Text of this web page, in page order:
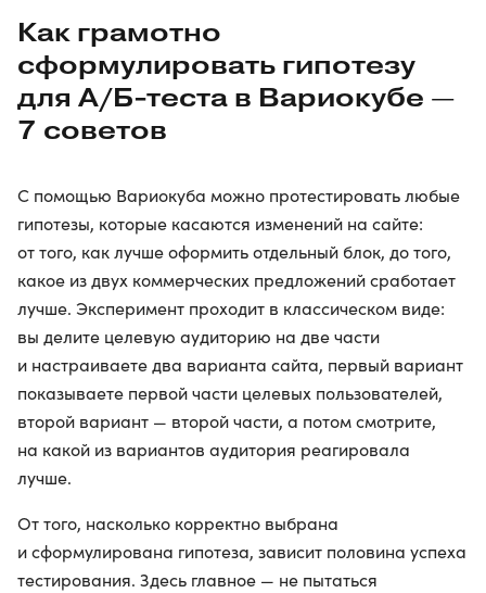
Как грамотно
сформулировать гипотезу
для А/Б-теста в Вариокубе —
7 советов
С помощью Вариокуба можно протестировать любые
гипотезы, которые касаются изменений на сайте:
от того, как лучше оформить отдельный блок, до того,
какое из двух коммерческих предложений сработает
лучше. Эксперимент проходит в классическом виде:
вы делите целевую аудиторию на две части
и настраиваете два варианта сайта, первый вариант
показываете первой части целевых пользователей,
второй вариант — второй части, а потом смотрите,
на какой из вариантов аудитория реагировала
лучше.
От того, насколько корректно выбрана
и сформулирована гипотеза, зависит половина успеха
тестирования. Здесь главное — не пытаться